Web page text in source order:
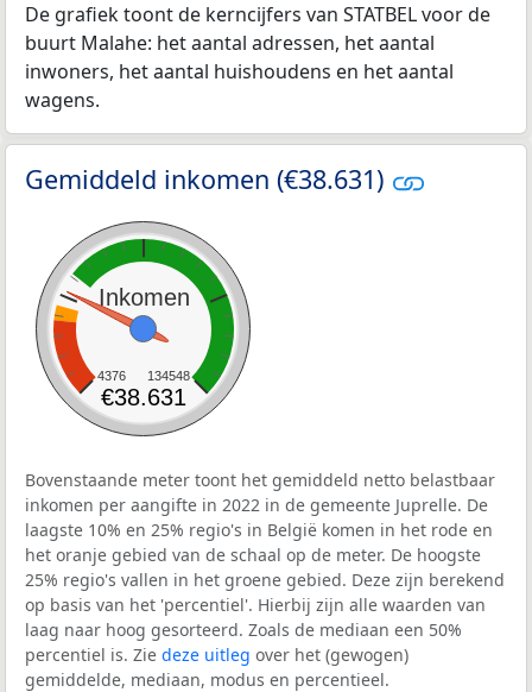
De grafiek toont de kerncijfers van STATBEL voor de
buurt Malahe: het aantal adressen, het aantal
inwoners, het aantal huishoudens en het aantal
wagens.
Gemiddeld inkomen (€38.631)
Inkomen
4376 134548
€38.631
Bovenstaande meter toont het gemiddeld netto belastbaar
inkomen per aangifte in 2022 in de gemeente Juprelle. De
laagste 10% en 25% regio's in België komen in het rode en
het oranje gebied van de schaal op de meter. De hoogste
25% regio's vallen in het groene gebied. Deze zijn berekend
op basis van het 'percentiel'. Hierbij zijn alle waarden van
laag naar hoog gesorteerd. Zoals de mediaan een 50%
percentiel is. Zie deze uitleg over het (gewogen)
gemiddelde, mediaan, modus en percentieel.